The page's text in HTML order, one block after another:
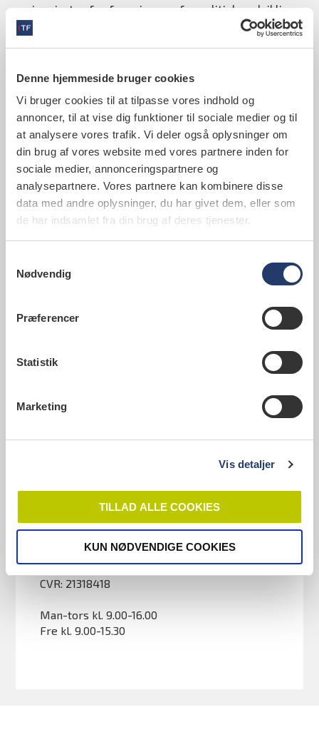
Denne hjemmeside bruger cookies
Vi bruger cookies til at tilpasse vores indhold og
annoncer, til at vise dig funktioner til sociale medier og til
at analysere vores trafik. Vi deler også oplysninger om
din brug af vores website med vores partnere inden for
sociale medier, annonceringspartnere og
analysepartnere. Vores partnere kan kombinere disse
data med andre oplysninger, du har givet dem, eller som
de har indsamlet fra din brug af deres tjenester.
Nødvendig
Præferencer
Statistik
Marketing
Vis detaljer
TILLAD ALLE COOKIES
KUN NØDVENDIGE COOKIES
en inspirator for foreningens fagpolitiske udvikling,
og som et dialogforum ind i den meget vigtige
industri af virksomheder og rådgivere, som er med
Kontingent
Kontingentet er fastsat til et beløb svarende til to
gange det kontingent en privatpraktiserende
tandlæge betaler for at være medlem af
Tandlægeforeningen, og det udgør således
foreløbigt kr. 26.052 årligt.
Hvis I har yderligere spørgsmål
I er meget velkomne til at kontakte adm. direktør
Erhvervsklub her
© Tandlægeforeningen. Du må gerne citere fra denne
artikel, men du skal angive Tandlægeforeningen som
Kontaktinformationer
Tandlægeforeningen
1256 København K
Telefon: 70 25 77 11
CVR: 21318418
Man-tors kl. 9.00-16.00
Fre kl. 9.00-15.30